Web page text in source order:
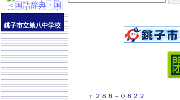
銚子市立第八中学校
〒２８８－０８２２